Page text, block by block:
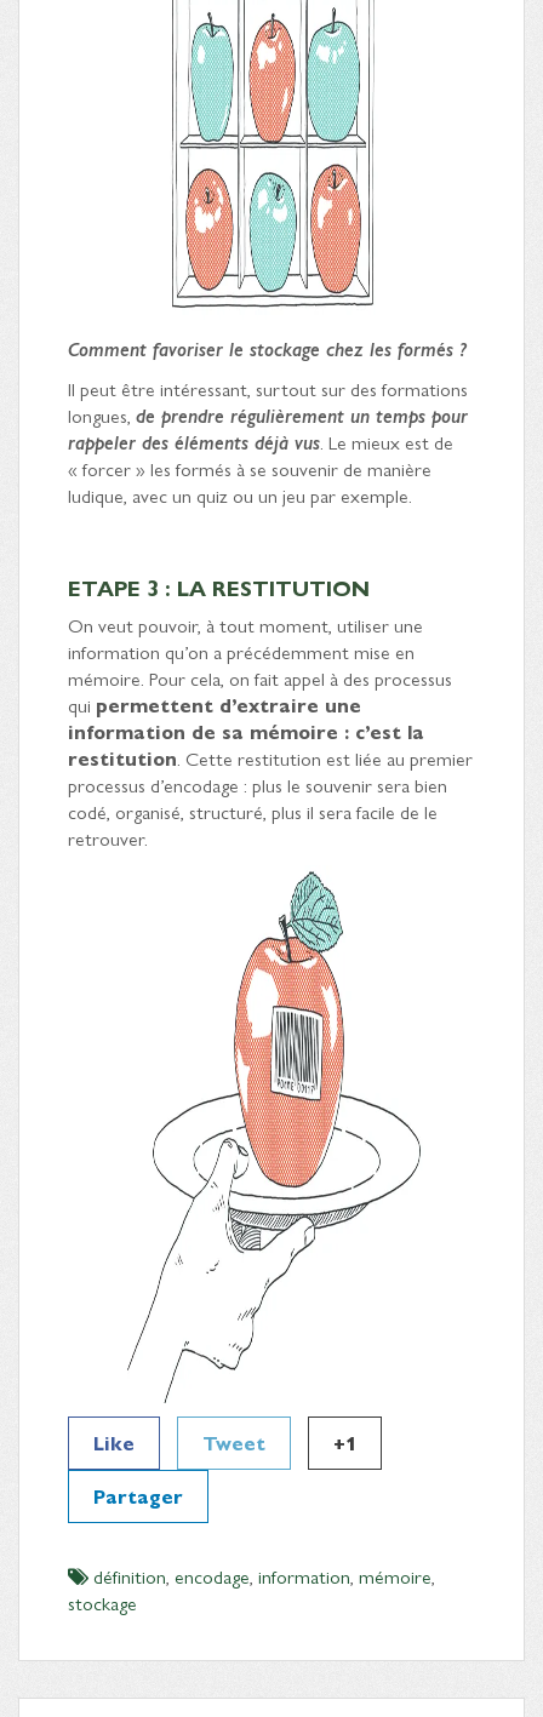
Comment favoriser le stockage chez les formés ?
Il peut être intéressant, surtout sur des formations
longues, de prendre régulièrement un temps pour
rappeler des éléments déjà vus. Le mieux est de
« forcer » les formés à se souvenir de manière
ludique, avec un quiz ou un jeu par exemple.
ETAPE 3 : LA RESTITUTION
On veut pouvoir, à tout moment, utiliser une
information qu’on a précédemment mise en
mémoire. Pour cela, on fait appel à des processus
qui permettent d’extraire une
information de sa mémoire : c’est la
restitution. Cette restitution est liée au premier
processus d’encodage : plus le souvenir sera bien
codé, organisé, structuré, plus il sera facile de le
retrouver.
Like Tweet
+1
Partager
définition, encodage, information, mémoire,
stockage